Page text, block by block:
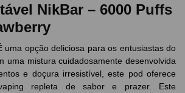
NikBar – 6000 Puffs
uma opção deliciosa para os entusiastas do
uma mistura cuidadosamente desenvolvida
e doçura irresistível, este pod oferece
repleta de sabor e prazer. Este